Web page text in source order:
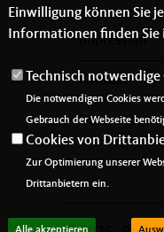
Impressum
Kontakt
Datenschutz
Einwilligung können Sie
Informationen finden Sie
Technisch notwendige
Die notwendigen Cookies
Gebrauch der Webseite
Cookies von
Zur Optimierung unserer
Drittanbietern ein.